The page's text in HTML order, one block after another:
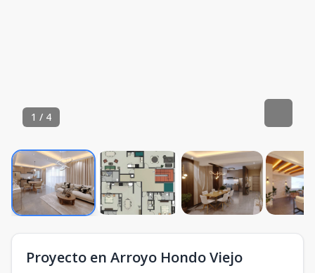
1 / 4
Proyecto en Arroyo Hondo Viejo